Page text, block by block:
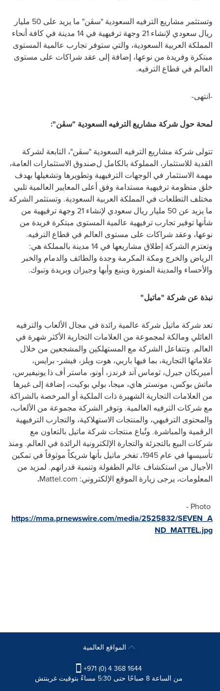
وتستثمر مشاريع الترفيه السعودية "سڤن" ما يزيد على 50 مليار
ريال سعودي لإنشاء 21 وجهة ترفيهية في 14 مدينة في كافة أنحاء
المملكة العربية السعودية، والتي ستوفر تجارب عالمية المستوى
مبتكرة وفريدة من نوعها، إضافة إلى عقد شراكات على مستوى
العالم في قطاع الترفيه.
-انتهى-
لمحة حول شركة مشاريع الترفيه السعودية "سڤن":
تتولى شركة مشاريع الترفيه السعودية "سڤن"، التابعة لشركة
القدية للاستثمار، المملوكة بالكامل لصندوق الاستثمارات العامة،
مهمة الاستثمار في الوجهات الترفيهية وتطويرها وتشغيلها بهدف
خلق منظومة ترفيهية مستدامة وفق أعلى المعايير العالمية تلبي
مختلف التطلعات في المملكة العربية السعودية. وتستثمر الشركة
ما يزيد عن 50 مليار ريال سعودي لإنشاء 21 وجهة ترفيهية من
شأنها توفير تجارب ترفيهية عالمية المستوى مبتكرة فريدة من
نوعها، وعقد شراكات على مستوى العالم في قطاع الترفيه.
وتعتزم الشركة إطلاق مشاريعها في 14 مدينة بالمملكة هي:
الرياض والخرج ومكة المكرمة وجدة والطائف والدمام والخبر
والأحساء والمدينة المنورة وينبع وأبها وجيزان وبريدة وتبوك.
نبذة عن شركة "ماتيل"
تعد شركة ماتيل شركة عالمية رائدة في مجال الألعاب والترفيه
العائلي ومالكة لمجموعة من العلامات التجارية الأكثر شهرة في
العالم. وتتفاعل الشركة مع المستهلكين والمشجعين من خلال
علاماتها التجارية، بما فيها باربي، هوت ويلز، فيشر- برايس،
أميريكان جيرل، ثوماس آند فرندز، أونو، ماستر أف ذا يونيفيرس،
ماتش بوكس، مونستر هاي، ميجا، بولي بوكيت، إضافة إلى غيرها
من العلامات التجارية الشهيرة ذات الملكية أو المرخصة بالشراكة
مع شركات الترفيه العالمية. وتوفر الشركة مجموعة من الألعاب،
والمحتوى الترفيهي، والمنتجات الاستهلاكية، والتجارب الترفيهية
الرقمية والمباشرة. وتُباع منتجات شركة ماتيل بالتعاون مع
شركات البيع بالتجزئة والتجارة الإلكترونية الرائدة في العالم. ومنذ
تأسيسها في عام 1945، تفخر ماتيل بأنها شريكاً موثوقاً في تمكين
الأجيال من استكشاف عالم الطفولة وتنمية قدراتهم. لمزيد من
المعلومات، يرجى زيارة الموقع الإلكتروني: Mattel.com
.
https://mma.prnewswire.com/media/2525832/SEVEN_A
ND_MATTEL.jpg
+971 (0) 4 368 1644
من الساعة 8 صباحًا حتى 5:30 مساءً بتوقيت غرينتش